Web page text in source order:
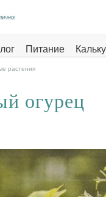
Питание
Здоровье на отлично
растения
огурец